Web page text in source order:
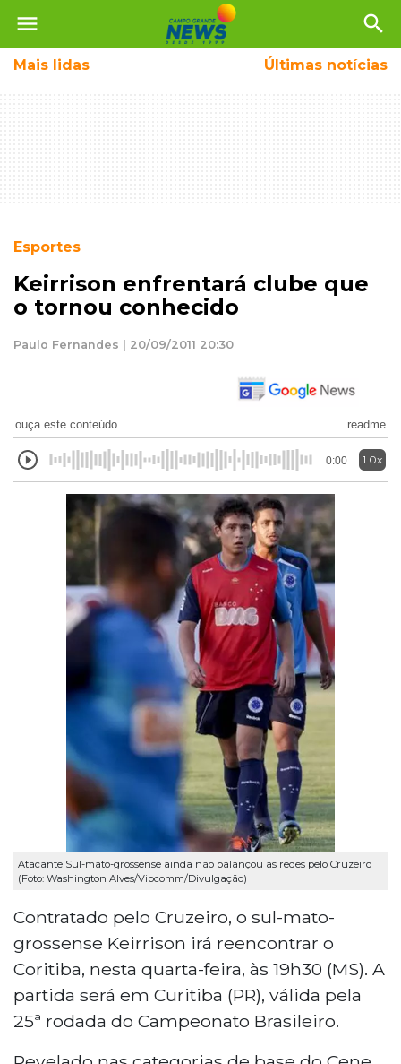
menu search
Mais lidas Últimas notícias
Esportes
Keirrison enfrentará clube que
o tornou conhecido
Paulo Fernandes | 20/09/2011 20:30
ouça este conteúdo readme
0:00 1.0x
Atacante Sul-mato-grossense ainda não balançou as redes pelo Cruzeiro
(Foto: Washington Alves/Vipcomm/Divulgação)
Contratado pelo Cruzeiro, o sul-mato-
grossense Keirrison irá reencontrar o
Coritiba, nesta quarta-feira, às 19h30 (MS). A
partida será em Curitiba (PR), válida pela
25ª rodada do Campeonato Brasileiro.